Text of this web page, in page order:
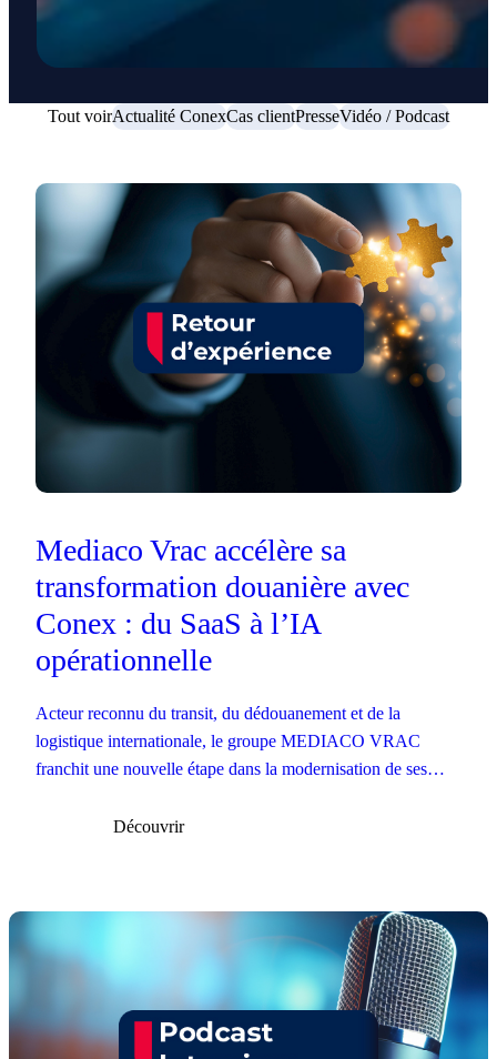
Tout voirActualité ConexCas clientPresseVidéo / Podcast
Mediaco Vrac accélère sa
transformation douanière avec
Conex : du SaaS à l’IA
opérationnelle
Acteur reconnu du transit, du dédouanement et de la
logistique internationale, le groupe MEDIACO VRAC
franchit une nouvelle étape dans la modernisation de ses
Découvrir